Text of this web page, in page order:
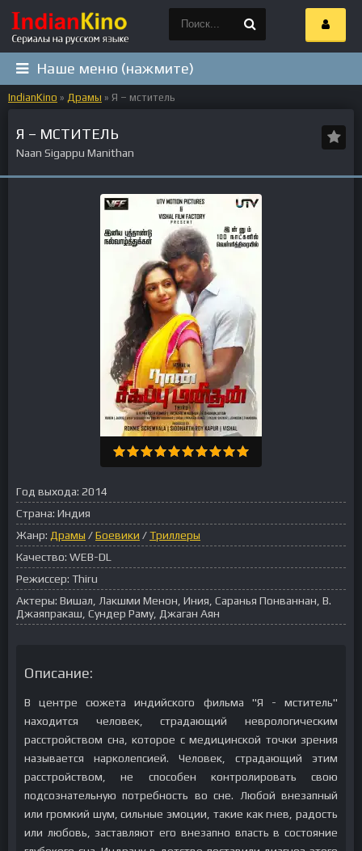
Наше меню (нажмите)
IndianKino » Драмы » Я – мститель
Я – МСТИТЕЛЬ
Naan Sigappu Manithan
Год выхода: 2014
Страна: Индия
Жанр: Драмы /Боевики /Триллеры
Качество: WEB-DL
Режиссер: Thiru
Актеры: Вишал, Лакшми Менон, Иния, Саранья Понваннан, В.
Джаяпракаш, Сундер Раму, Джаган Аян
Описание:
В центре сюжета индийского фильма "Я - мститель"
находится человек, страдающий неврологическим
расстройством сна, которое с медицинской точки зрения
называется нарколепсией. Человек, страдающий этим
расстройством, не способен контролировать свою
подсознательную потребность во сне. Любой внезапный
или громкий шум, сильные эмоции, такие как гнев, радость
или любовь, заставляют его внезапно впасть в состояние